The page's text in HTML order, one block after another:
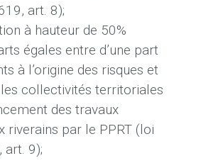
art. 8);
à hauteur de 50%
égales entre d’une part
à l’origine des risques et
les collectivités territoriales
des travaux
riverains par le PPRT (loi
art. 9);